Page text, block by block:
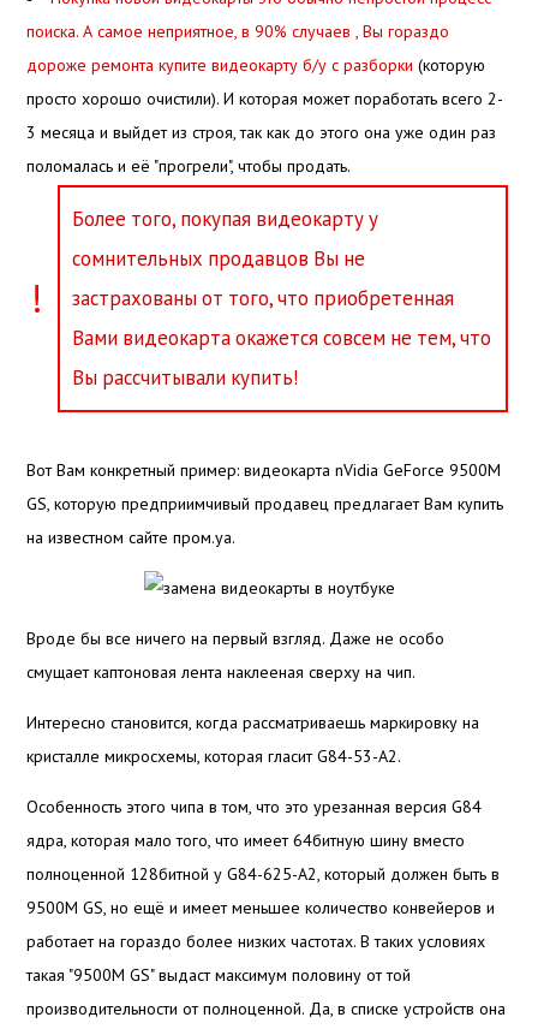
поиска. А самое неприятное, в 90% случаев , Вы гораздо
дороже ремонта купите видеокарту б/у с разборки(которую
просто хорошо очистили). И которая может поработать всего 2-
3 месяца и выйдет из строя, так как до этого она уже один раз
поломалась и её "прогрели", чтобы продать.
!
Более того, покупая видеокарту у
сомнительных продавцов Вы не
застрахованы от того, что приобретенная
Вами видеокарта окажется совсем не тем, что
Вы рассчитывали купить!
Вот Вам конкретный пример: видеокарта nVidia GeForce 9500M
GS, которую предприимчивый продавец предлагает Вам купить
на известном сайте пром.уа.
Вроде бы все ничего на первый взгляд. Даже не особо
смущает каптоновая лента наклееная сверху на чип.
Интересно становится, когда рассматриваешь маркировку на
кристалле микросхемы, которая гласит G84-53-A2.
Особенность этого чипа в том, что это урезанная версия G84
ядра, которая мало того, что имеет 64битную шину вместо
полноценной 128битной у G84-625-A2, который должен быть в
9500M GS, но ещё и имеет меньшее количество конвейеров и
работает на гораздо более низких частотах. В таких условиях
такая "9500M GS" выдаст максимум половину от той
производительности от полноценной. Да, в списке устройств она